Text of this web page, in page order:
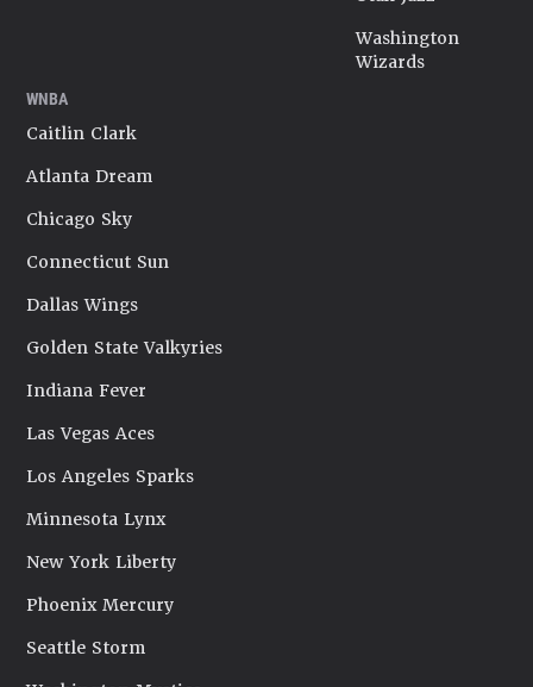
Washington
Wizards
WNBA
Caitlin Clark
Atlanta Dream
Chicago Sky
Connecticut Sun
Dallas Wings
Golden State Valkyries
Indiana Fever
Las Vegas Aces
Los Angeles Sparks
Minnesota Lynx
New York Liberty
Phoenix Mercury
Seattle Storm